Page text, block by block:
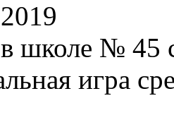
школе № 45
игра